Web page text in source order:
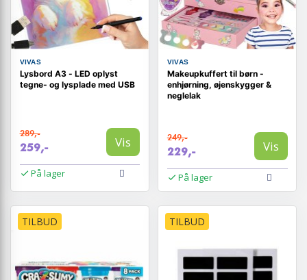
VIVAS
Lysbord A3 - LED oplyst
tegne- og lysplade med USB
289,-
259,- Vis
På lager
VIVAS
Makeupkuffert til børn -
enhjørning, øjenskygger &
neglelak
249,-
229,- Vis
På lager
TILBUD TILBUD